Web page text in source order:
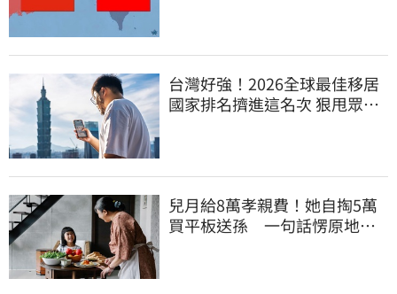
台灣好強！2026全球最佳移居
國家排名擠進這名次 狠甩眾多
兒月給8萬孝親費！她自掏5萬
買平板送孫 一句話愣原地